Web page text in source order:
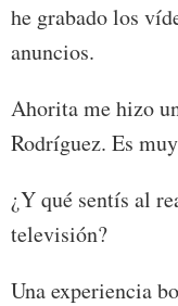
he grabado los
anuncios.
Ahorita me hizo
Rodríguez. Es
¿Y qué sentís al
televisión?
Una experiencia